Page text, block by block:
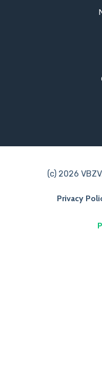
(c) 2026
Privacy